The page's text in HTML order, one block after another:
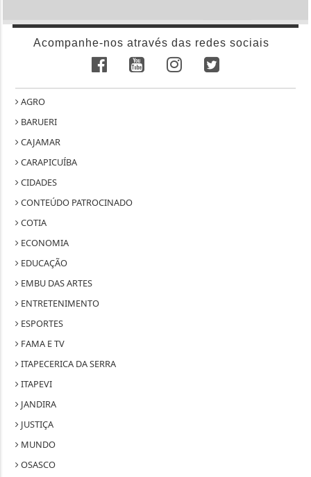
Acompanhe-nos através das redes sociais
AGRO
BARUERI
CAJAMAR
CARAPICUÍBA
CIDADES
CONTEÚDO PATROCINADO
COTIA
ECONOMIA
EDUCAÇÃO
EMBU DAS ARTES
ENTRETENIMENTO
ESPORTES
FAMA E TV
ITAPECERICA DA SERRA
ITAPEVI
JANDIRA
JUSTIÇA
MUNDO
OSASCO